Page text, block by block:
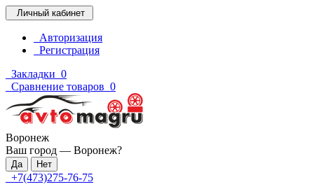
Личный кабинет
Авторизация
Регистрация
Закладки 0
Сравнение товаров 0
Воронеж
Ваш город — Воронеж?
+7(473)275-76-75